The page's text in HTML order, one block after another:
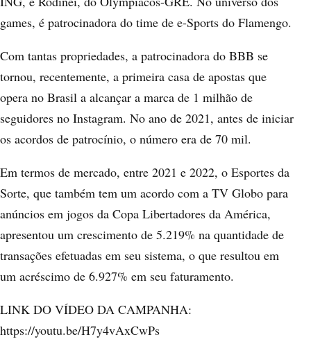
games, é patrocinadora do time de e-Sports do Flamengo.
Com tantas propriedades, a patrocinadora do BBB se
tornou, recentemente, a primeira casa de apostas que
opera no Brasil a alcançar a marca de 1 milhão de
seguidores no Instagram. No ano de 2021, antes de iniciar
os acordos de patrocínio, o número era de 70 mil.
Em termos de mercado, entre 2021 e 2022, o Esportes da
Sorte, que também tem um acordo com a TV Globo para
anúncios em jogos da Copa Libertadores da América,
apresentou um crescimento de 5.219% na quantidade de
transações efetuadas em seu sistema, o que resultou em
um acréscimo de 6.927% em seu faturamento.
LINK DO VÍDEO DA CAMPANHA:
https://youtu.be/H7y4vAxCwPs